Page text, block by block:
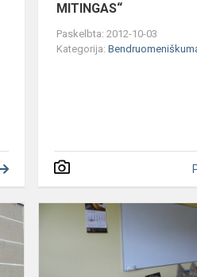
MITINGAS“
Paskelbta: 2012-10-03
Kategorija:
Mokslo
pradžios
šventė